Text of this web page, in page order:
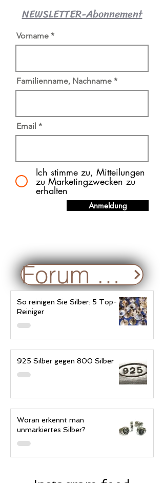
NEWSLETTER-Abonnement
Vorname
Familienname, Nachname
Email
Ich stimme zu, Mitteilungen
zu Marketingzwecken zu
erhalten
Anmeldung
Forum e discussioni
So reinigen Sie Silber: 5 Top-
Reiniger
925 Silber gegen 800 Silber
Woran erkennt man
unmarkiertes Silber?